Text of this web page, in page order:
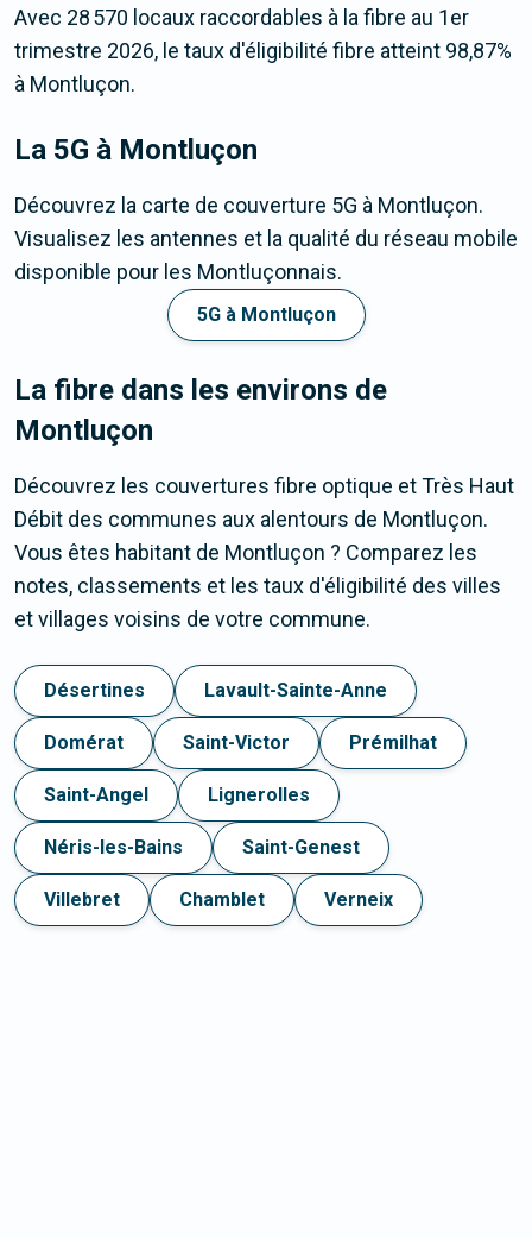
Avec 28 570 locaux raccordables à la fibre au 1er
trimestre 2026, le taux d'éligibilité fibre atteint 98,87%
à Montluçon.
La 5G à Montluçon
Découvrez la carte de couverture 5G à Montluçon.
Visualisez les antennes et la qualité du réseau mobile
disponible pour les Montluçonnais.
5G à Montluçon
La fibre dans les environs de
Montluçon
Découvrez les couvertures fibre optique et Très Haut
Débit des communes aux alentours de Montluçon.
Vous êtes habitant de Montluçon ? Comparez les
notes, classements et les taux d'éligibilité des villes
et villages voisins de votre commune.
Désertines Lavault-Sainte-Anne
Domérat Saint-Victor Prémilhat
Saint-Angel Lignerolles
Néris-les-Bains Saint-Genest
Villebret Chamblet Verneix